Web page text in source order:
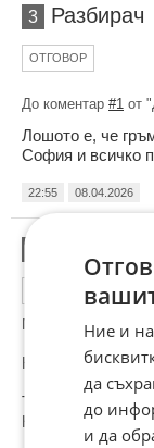
3 Разбирач
ОТГОВОР
До коментар #1 от
Лошото е, че
София и всичко
22:55 08.04.2026
ОТГОВОР
Между Путин и
Като Дърта
Такъв Жалък
Не е имало в
Ние и
да
до
и да